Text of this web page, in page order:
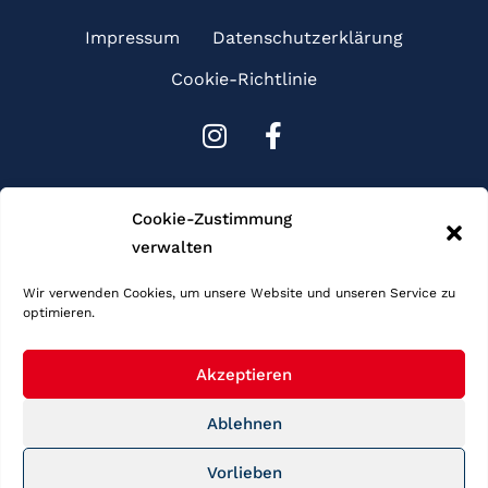
Cookie-Zustimmung
verwalten
Wir verwenden Cookies, um unsere Website und unseren Service zu
optimieren.
Akzeptieren
Ablehnen
Vorlieben
Impressum
Datenschutzerklärung
Cookie-Richtlinie
I
s
t
r
m
F
c
e
o
-
f
Copyright © 2026 Schwimmgemeinschaft Frankfurt. Alle Rechte